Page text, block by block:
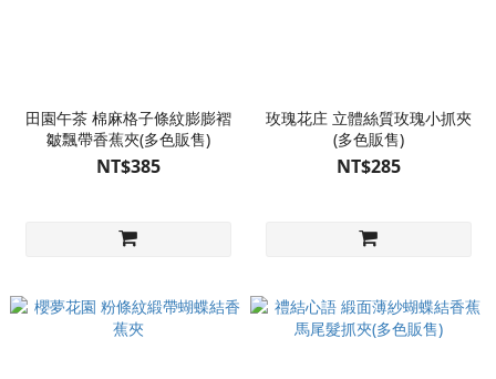
田園午茶 棉麻格子條紋膨膨褶
皺飄帶香蕉夾(多色販售)
NT$385
玫瑰花庄 立體絲質玫瑰小抓夾
(多色販售)
NT$285